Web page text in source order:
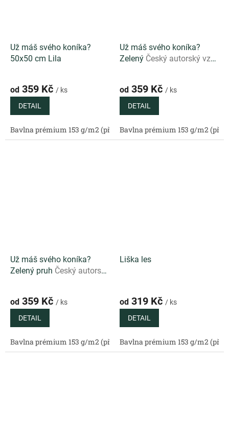
Už máš svého koníka?
50x50 cm Lila
od 359 Kč / ks
DETAIL
Bavlna prémium 153 g/m2 (přírodní) Bavlněný satén 130 g/
Už máš svého koníka?
Zelený Český autorský vzor
od 359 Kč / ks
DETAIL
Bavlna prémium 153 g/m2
Už máš svého koníka?
Zelený pruh Český autorský
kombinování
od 359 Kč / ks
DETAIL
Bavlna prémium 153 g/m2 (přírodní) Bavlněný satén 130 g/
Liška les
od 319 Kč / ks
DETAIL
Bavlna prémium 153 g/m2